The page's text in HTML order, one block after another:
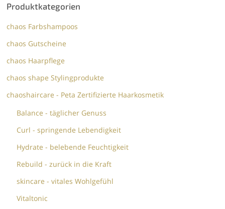
Produktkategorien
chaos Farbshampoos
chaos Gutscheine
chaos Haarpflege
chaos shape Stylingprodukte
chaoshaircare - Peta Zertifizierte Haarkosmetik
Balance - täglicher Genuss
Curl - springende Lebendigkeit
Hydrate - belebende Feuchtigkeit
Rebuild - zurück in die Kraft
skincare - vitales Wohlgefühl
Vitaltonic